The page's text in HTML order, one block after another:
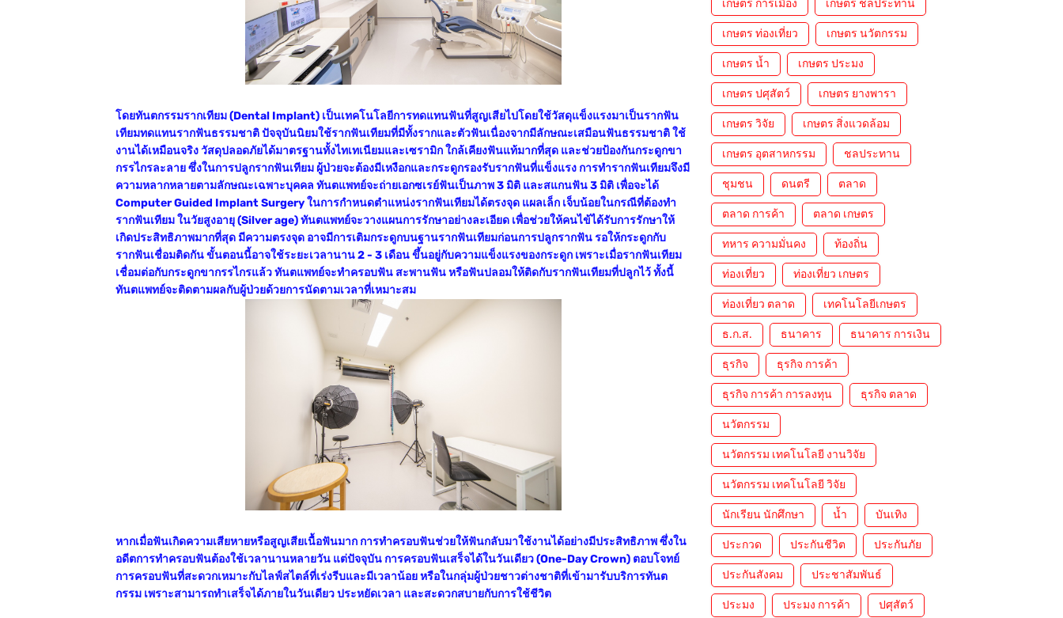
โดยทันตกรรมรากเทียม (Dental Implant) เป็นเทคโนโลยีการทดแทนฟันที่สูญเสียไปโดยใช้วัสดุแข็งแรงมาเป็นรากฟัน
เทียมทดแทนรากฟันธรรมชาติ ปัจจุบันนิยมใช้รากฟันเทียมที่มีทั้งรากและตัวฟันเนื่องจากมีลักษณะเสมือนฟันธรรมชาติ ใช้
งานได้เหมือนจริง วัสดุปลอดภัยได้มาตรฐานทั้งไทเทเนียมและเซรามิก ใกล้เคียงฟันแท้มากที่สุด และช่วยป้องกันกระดูกขา
กรรไกรละลาย ซึ่งในการปลูกรากฟันเทียม ผู้ป่วยจะต้องมีเหงือกและกระดูกรองรับรากฟันที่แข็งแรง การทำรากฟันเทียมจึงมี
ความหลากหลายตามลักษณะเฉพาะบุคคล ทันตแพทย์จะถ่ายเอกซเรย์ฟันเป็นภาพ 3 มิติ และสแกนฟัน 3 มิติ เพื่อจะได้
Computer Guided Implant Surgery ในการกำหนดตำแหน่งรากฟันเทียมได้ตรงจุด แผลเล็ก เจ็บน้อยในกรณีที่ต้องทำ
รากฟันเทียม ในวัยสูงอายุ (Silver age) ทันตแพทย์จะวางแผนการรักษาอย่างละเอียด เพื่อช่วยให้คนไข้ได้รับการรักษาให้
เกิดประสิทธิภาพมากที่สุด มีความตรงจุด อาจมีการเติมกระดูกบนฐานรากฟันเทียมก่อนการปลูกรากฟัน รอให้กระดูกกับ
รากฟันเชื่อมติดกัน ขั้นตอนนี้อาจใช้ระยะเวลานาน 2 - 3 เดือน ขึ้นอยู่กับความแข็งแรงของกระดูก เพราะเมื่อรากฟันเทียม
เชื่อมต่อกับกระดูกขากรรไกรแล้ว ทันตแพทย์จะทำครอบฟัน สะพานฟัน หรือฟันปลอมให้ติดกับรากฟันเทียมที่ปลูกไว้ ทั้งนี้
ทันตแพทย์จะติดตามผลกับผู้ป่วยด้วยการนัดตามเวลาที่เหมาะสม
หากเมื่อฟันเกิดความเสียหายหรือสูญเสียเนื้อฟันมาก การทำครอบฟันช่วยให้ฟันกลับมาใช้งานได้อย่างมีประสิทธิภาพ ซึ่งใน
อดีตการทำครอบฟันต้องใช้เวลานานหลายวัน แต่ปัจจุบัน การครอบฟันเสร็จได้ในวันเดียว (One-Day Crown) ตอบโจทย์
การครอบฟันที่สะดวกเหมาะกับไลฟ์สไตล์ที่เร่งรีบและมีเวลาน้อย หรือในกลุ่มผู้ป่วยชาวต่างชาติที่เข้ามารับบริการทันต
กรรม เพราะสามารถทำเสร็จได้ภายในวันเดียว ประหยัดเวลา และสะดวกสบายกับการใช้ชีวิต
เกษตร การเมือง เกษตร ชลประทาน
เกษตร ท่องเที่ยว เกษตร นวัตกรรม
เกษตร น้ำ เกษตร ประมง
เกษตร ปศุสัตว์ เกษตร ยางพารา
เกษตร วิจัย เกษตร สิ่งแวดล้อม
เกษตร อุตสาหกรรม ชลประทาน
ชุมชน ดนตรี ตลาด
ตลาด การค้า ตลาด เกษตร
ทหาร ความมั่นคง ท้องถิ่น
ท่องเที่ยว ท่องเที่ยว เกษตร
ท่องเที่ยว ตลาด เทคโนโลยีเกษตร
ธ.ก.ส. ธนาคาร ธนาคาร การเงิน
ธุรกิจ ธุรกิจ การค้า
ธุรกิจ การค้า การลงทุน ธุรกิจ ตลาด
นวัตกรรม
นวัตกรรม เทคโนโลยี งานวิจัย
นวัตกรรม เทคโนโลยี วิจัย
นักเรียน นักศึกษา น้ำ บันเทิง
ประกวด ประกันชีวิต ประกันภัย
ประกันสังคม ประชาสัมพันธ์
ประมง ประมง การค้า ปศุสัตว์